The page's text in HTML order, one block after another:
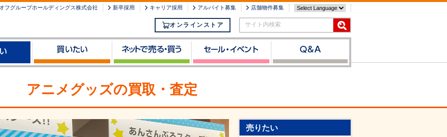
フグループホールディングス株式会社 新卒採用 キャリア採用 アルバイト募集 店舗物件募集
サイト内検索
オンラインストア
アニメグッズの買取・査定
売りたい